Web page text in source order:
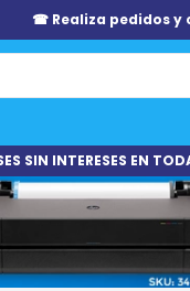
☎ Realiza pedidos y
SIN INTERESES EN